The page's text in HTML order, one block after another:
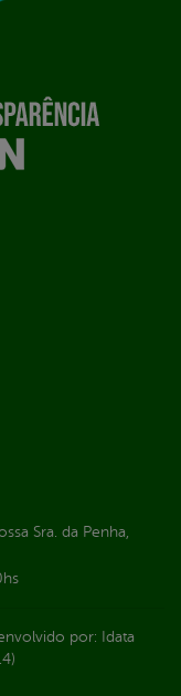
Sra. da Penha,
por:
Idata